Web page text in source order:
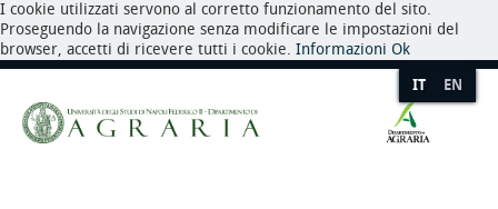
I cookie utilizzati servono al corretto funzionamento del sito.
Proseguendo la navigazione senza modificare le impostazioni del
browser, accetti di ricevere tutti i cookie. Informazioni Ok
IT EN